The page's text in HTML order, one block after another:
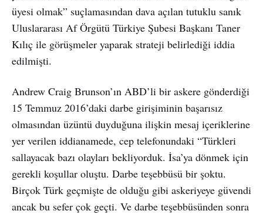
üyesi olmak” suçlamasından dava açılan tutuklu sanık
Uluslararası Af Örgütü Türkiye Şubesi Başkanı Taner
Kılıç ile görüşmeler yaparak strateji belirlediği iddia
edilmişti.
Andrew Craig Brunson’ın ABD’li bir askere gönderdiği
15 Temmuz 2016’daki darbe girişiminin başarısız
olmasından üzüntü duyduğuna ilişkin mesaj içeriklerine
yer verilen iddianamede, cep telefonundaki “Türkleri
sallayacak bazı olayları bekliyorduk. İsa’ya dönmek için
gerekli koşullar oluştu. Darbe teşebbüsü bir şoktu.
Birçok Türk geçmişte de olduğu gibi askeriyeye güvendi
ancak bu sefer çok geçti. Ve darbe teşebbüsünden sonra